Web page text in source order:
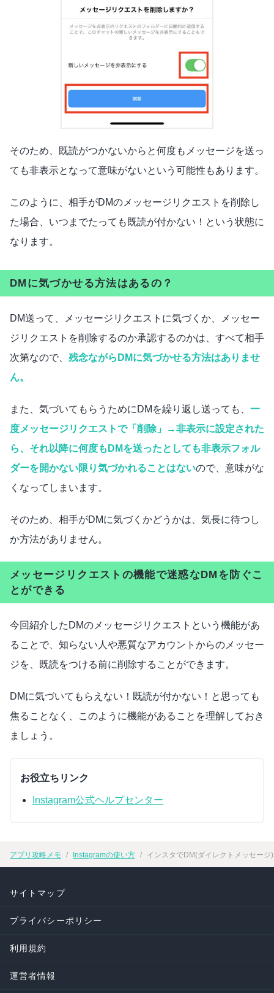
そのため、既読がつかないからと何度もメッセージを送っ
ても非表示となって意味がないという可能性もあります。
このように、相手がDMのメッセージリクエストを削除し
た場合、いつまでたっても既読が付かない！という状態に
なります。
DMに気づかせる方法はあるの？
DM送って、メッセージリクエストに気づくか、メッセー
ジリクエストを削除するのか承認するのかは、すべて相手
次第なので、 残念ながらDMに気づかせる方法はありませ
ん。
また、気づいてもらうためにDMを繰り返し送っても、 一
度メッセージリクエストで「削除」→非表示に設定された
ら、それ以降に何度もDMを送ったとしても非表示フォル
ダーを開かない限り気づかれることはないので、意味がな
くなってしまいます。
そのため、相手がDMに気づくかどうかは、気長に待つし
か方法がありません。
メッセージリクエストの機能で迷惑なDMを防ぐこ
とができる
今回紹介したDMのメッセージリクエストという機能があ
ることで、知らない人や悪質なアカウントからのメッセー
ジを、既読をつける前に削除することができます。
DMに気づいてもらえない！既読が付かない！と思っても
焦ることなく、このように機能があることを理解しておき
ましょう。
お役立ちリンク
Instagram公式ヘルプセンター
アプリ攻略メモ Instagramの使い方 インスタでDM(ダイレクトメッセー
サイトマップ
プライバシーポリシー
利用規約
運営者情報